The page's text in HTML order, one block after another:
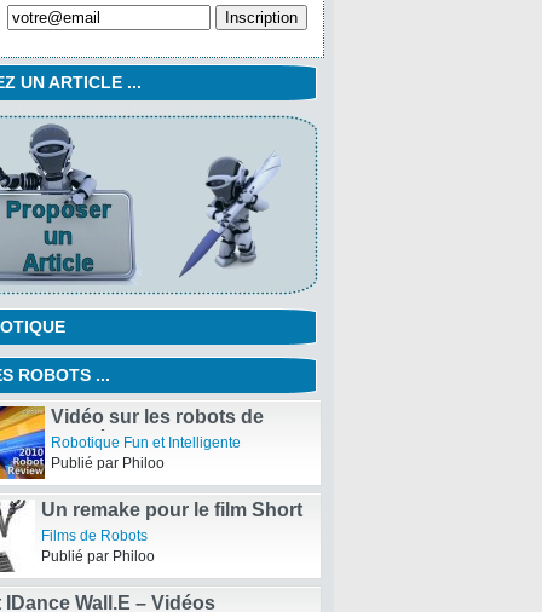
UN ARTICLE ...
ROBOTS ...
Vidéo sur les robots de
l’année 2010
Robotique Fun et Intelligente
Publié par Philoo
Un remake pour le film Short